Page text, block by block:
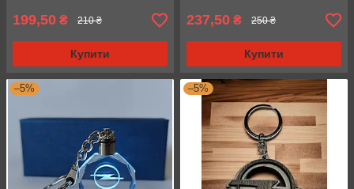
199,50 ₴ 210 ₴
Купити
237,50 ₴ 250 ₴
Купити
–5% –5%